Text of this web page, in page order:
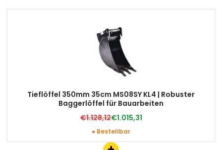
Tieflöffel 350mm 35cm MS08SY KL4 | Robuster
Baggerlöffel für Bauarbeiten
€1.128,12€1.015,31
● Bestellbar